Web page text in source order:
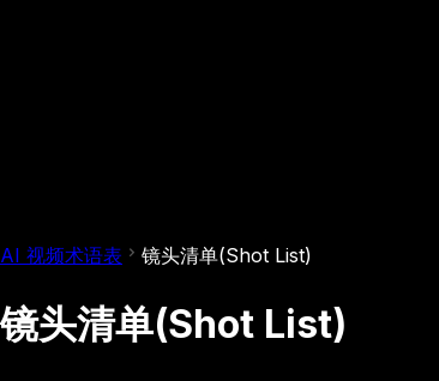
AI 视频术语表 镜头清单(Shot List)
镜头清单(Shot List)